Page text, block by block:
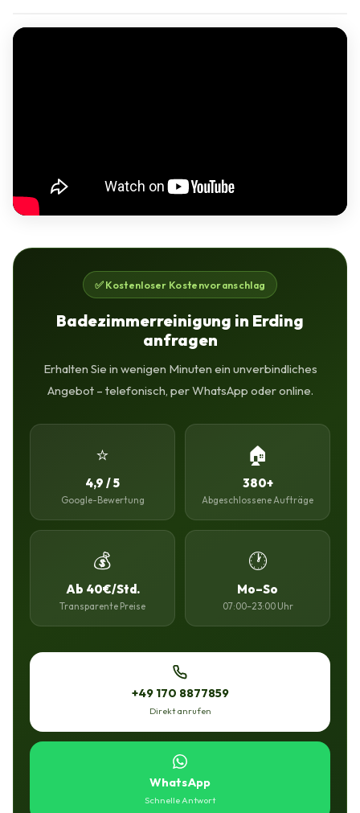
✅ Kostenloser Kostenvoranschlag
Badezimmerreinigung in Erding
anfragen
Erhalten Sie in wenigen Minuten ein unverbindliches
Angebot – telefonisch, per WhatsApp oder online.
⭐
4,9 / 5
Google-Bewertung
🏠
380+
Abgeschlossene Aufträge
💰
Ab 40€/Std.
Transparente Preise
🕐
Mo–So
07:00–23:00 Uhr
+49 170 8877859
Direkt anrufen
WhatsApp
Schnelle Antwort